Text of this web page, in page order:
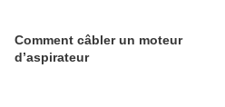
Comment câbler un moteur
d’aspirateur